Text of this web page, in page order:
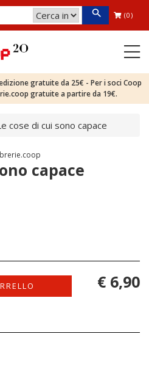
(0)
gratuite da 25€ - Per i soci Coop
gratuite a partire da 19€.
cose di cui sono capace
capace
€ 6,90